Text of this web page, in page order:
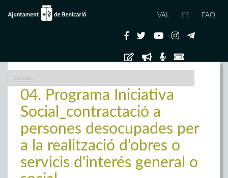
VAL ES FAQ
04. Programa Iniciativa
Social_contractació a
persones desocupades per
a la realització d'obres o
servicis d'interés general o